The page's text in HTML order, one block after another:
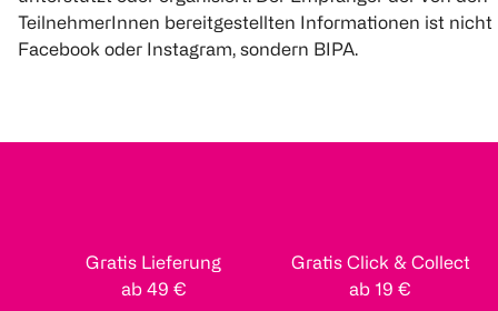
TeilnehmerInnen bereitgestellten Informationen ist nicht
Facebook oder Instagram, sondern BIPA.
Gratis Lieferung
ab 49 €
Gratis Click & Collect
ab 19 €